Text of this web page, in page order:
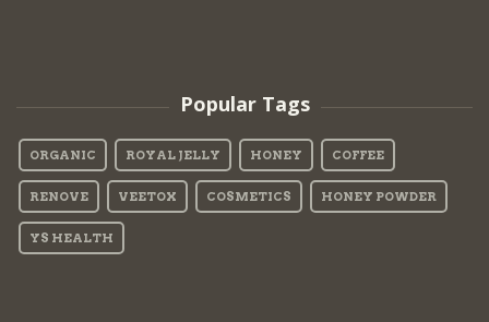
Popular Tags
ORGANIC ROYAL JELLY HONEY COFFEE
RENOVE VEETOX COSMETICS HONEY POWDER
YS HEALTH